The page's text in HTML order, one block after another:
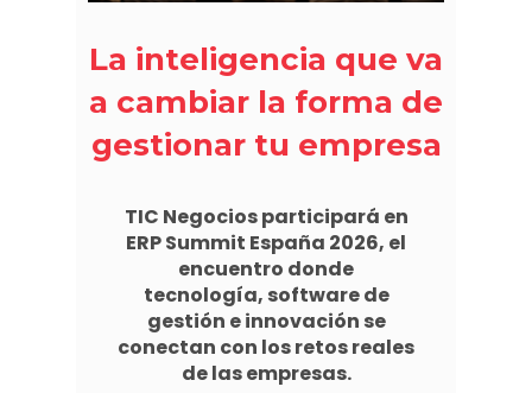
La inteligencia que va
a cambiar la forma de
gestionar tu empresa
TIC Negocios participará en
ERP Summit España 2026, el
encuentro donde
tecnología, software de
gestión e innovación se
conectan con los retos reales
de las empresas.